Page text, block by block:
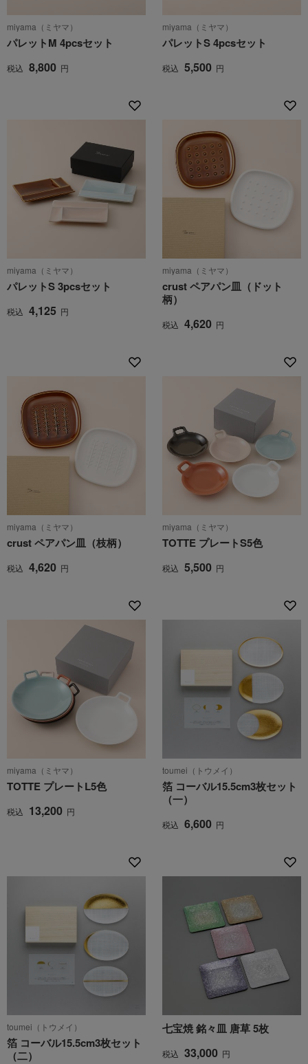
miyama（ミヤマ）
パレットM 4pcsセット
税込 8,800 円
miyama（ミヤマ）
パレットS 4pcsセット
税込 5,500 円
miyama（ミヤマ）
パレットS 3pcsセット
税込 4,125 円
miyama（ミヤマ）
crust ペアパン皿（ドット
柄）
税込 4,620 円
miyama（ミヤマ）
crust ペアパン皿（枝柄）
税込 4,620 円
miyama（ミヤマ）
TOTTE プレートS5色
税込 5,500 円
miyama（ミヤマ）
TOTTE プレートL5色
税込 13,200 円
toumei（トウメイ）
箔 コーバル15.5cm3枚セット
（一）
税込 6,600 円
toumei（トウメイ）
箔 コーバル15.5cm3枚セット
（二）
七宝焼 銘々皿 唐草 5枚
税込 33,000 円